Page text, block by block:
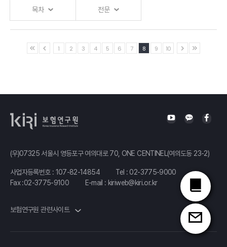
발표자 : 강성호
보험연구원 선임연구위원
Ⅲ.「기대수명과 개인연금」
Ⅴ.「자산 기반 연금상품: 주택자산의 연금화에 대한 국제 비교」
목차 전문
보험산업사업구조개편활성화방안
1 2 3 4 5 6 7 8 9 10
(우)07325 서울시 영등포구 여의대로 70, ONE CENTINEL(여의도동 23-2)
사업자등록번호 : 107-82-14854 Tel : 02-3775-9000
Fax :02-3775-9100
E-mail : kiriweb@kiri.or.kr
보험연구원 관련사이트